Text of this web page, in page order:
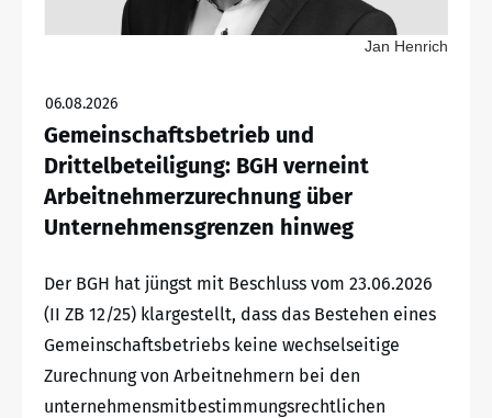
Jan Henrich
06.08.2026
Gemeinschaftsbetrieb und
Drittelbeteiligung: BGH verneint
Arbeitnehmerzurechnung über
Unternehmensgrenzen hinweg
Der BGH hat jüngst mit Beschluss vom 23.06.2026
(II ZB 12/25) klargestellt, dass das Bestehen eines
Gemeinschaftsbetriebs keine wechselseitige
Zurechnung von Arbeitnehmern bei den
unternehmensmitbestimmungsrechtlichen